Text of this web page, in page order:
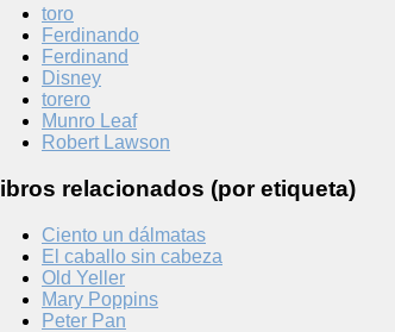
toro
Ferdinando
Ferdinand
Disney
torero
Munro Leaf
Robert Lawson
libros relacionados (por etiqueta)
Ciento un dálmatas
El caballo sin cabeza
Old Yeller
Mary Poppins
Peter Pan